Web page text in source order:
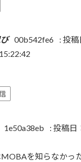
び 00b542fe6 : 投稿
1e50a38eb : 投稿日
を知らなかっ